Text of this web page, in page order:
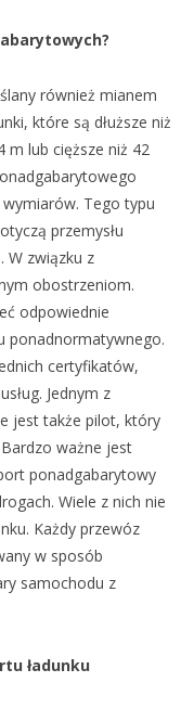
również mianem
które są dłuższe niż
m lub cięższe niż 42
Tego typu
przemysłu
W związku z
obostrzeniom.
odpowiednie
ponadnormatywnego.
certyfikatów,
Jednym z
jest także pilot, który
ważne jest
ponadgabarytowy
Wiele z nich nie
Każdy przewóz
w sposób
samochodu z
ładunku